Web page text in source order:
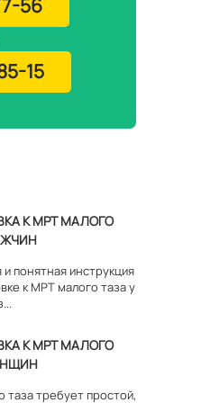
56
15
К МРТ МАЛОГО
понятная инструкция
к МРТ малого таза у
К МРТ МАЛОГО
таза требует простой,